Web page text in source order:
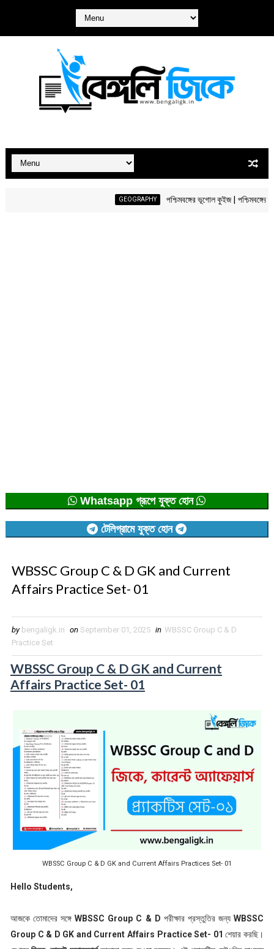
GEOGRAPHY পশ্চিমবঙ্গের ভূগোল কুইজ | পশ্চিমবঙ্গের ভূগোল
Whatsapp গ্রূপে যুক্ত হোন
টেলিগ্রামে যুক্ত হোন
WBSSC Group C & D GK and Current
Affairs Practice Set- 01
by bengaligk.in on September 01, 2025 in WBSSC Group C & D
Practice Set
WBSSC Group C & D GK and Current
Affairs Practice Set- 01
WBSSC Group C & D GK and Current Affairs Practices Set- 01
Hello Students,
আজকে তোমাদের সঙ্গেWBSSC Group C & D পরীক্ষার প্রস্তুতির জন্যWBSSC
Group C & D GK and Current Affairs Practice Set- 01 শেয়ার করছি।